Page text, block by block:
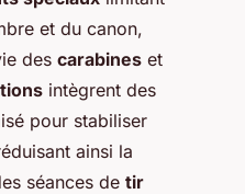
et du canon,
des carabines et
intègrent des
pour stabiliser
ainsi la
séances de tir